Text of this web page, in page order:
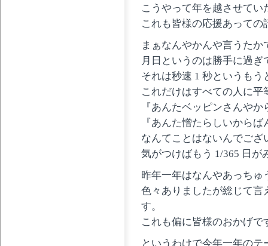
こうやって年を越させて
これも皆様の応援あって
まぁなんやかんや言うたか
月日というのは勝手に過
それは秒速 1 秒というも
これだけはすべての人に平
『あんたベッピンさんや
『あんた憎たらしいから
なんてことはないんでござ
気がつけばもう 1/365 日が
昨年一年はなんやあっち
色々ありましたが総じて
す。
これも偏に皆様のおかげで
というわけで今年一年のテ